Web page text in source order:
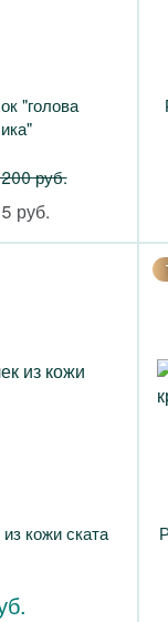
"голова
руб.
руб.
кожи ската